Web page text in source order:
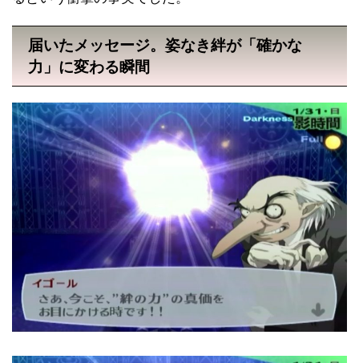
届いたメッセージ。姿なき絆が「確かな
力」に変わる瞬間